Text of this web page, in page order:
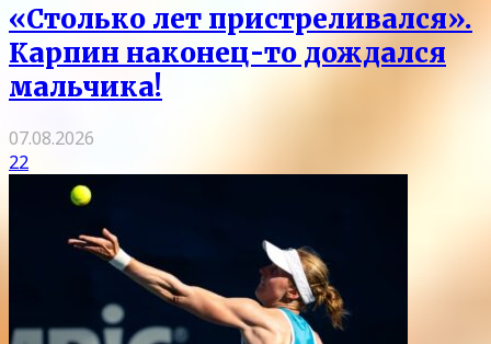
«Столько лет пристреливался».
Карпин наконец-то дождался
мальчика!
07.08.2026
22